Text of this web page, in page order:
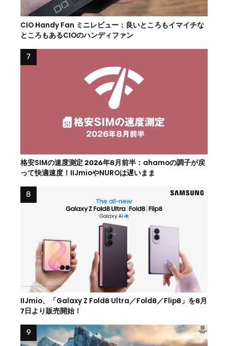
CIO Handy Fan ミニレビュー：良いところもイマイチな
ところもあるCIOのハンディファン
格安SIMの速度測定 2026年8月前半：ahamoの調子が戻
って快適速度！IIJmioやNUROは遅いまま
IIJmio、「Galaxy Z Fold8 Ultra／Fold8／Flip8」を8月
7日より販売開始！